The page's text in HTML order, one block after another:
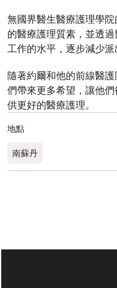
無國界醫生醫療護理學
的醫療護理質素，並透
工作的水平，逐步減少派
隨著約爾和他的前線醫
們帶來更多希望，讓他
供更好的醫療護理。
地點
南蘇丹